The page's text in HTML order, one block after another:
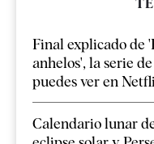
Final explicado de
anhelos', la serie
puedes ver en
Calendario lunar